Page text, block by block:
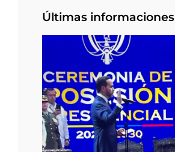
Últimas informaciones